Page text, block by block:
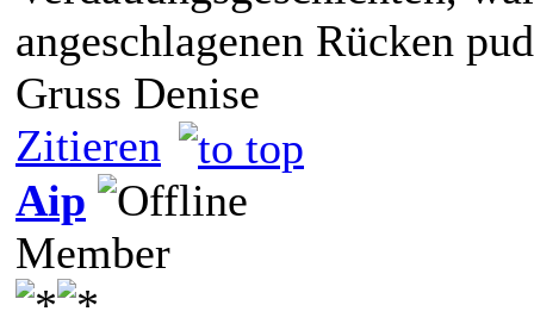
angeschlagenen Rücken
Gruss Denise
Zitieren
Aip
Member